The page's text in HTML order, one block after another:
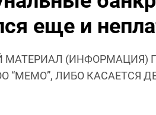
еще и
МАТЕРИАЛ (ИНФОРМАЦИЯ)
“МЕМО”, ЛИБО КАСАЕТСЯ